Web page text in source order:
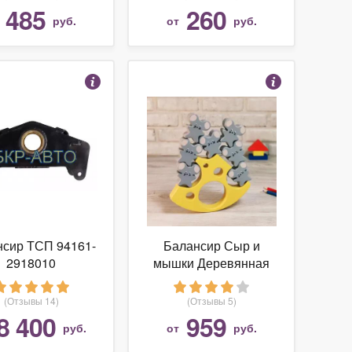
485 руб. от 260 руб.
ТСП 94161-
2918010
(Отзывы 14)
400 руб.
Балансир Сыр и
мышки Деревянная
игрушка
(Отзывы 5)
от 959 руб.